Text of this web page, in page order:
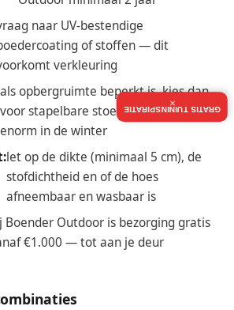
naar UV-bestendige
of stoffen — dit
verkleuring
als opbergruimte beperkt is, kies dan
voor stapelbare stoelen — scheelt
enorm in de winter
let op de dikte (minimaal 5 cm), de
stofdichtheid en of de hoes
afneembaar en wasbaar is
Boender Outdoor is bezorging gratis
€1.000 — tot aan je deur
GRATIS TUININSPIRATIE
×